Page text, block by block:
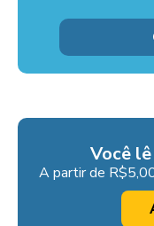
Você
A partir de